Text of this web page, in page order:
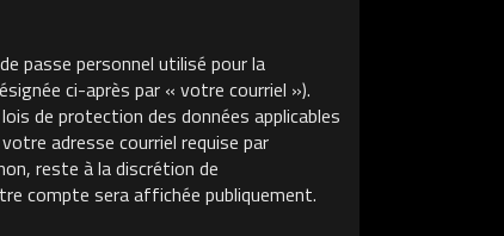
passe personnel utilisé pour la
ci-après par « votre courriel »).
de protection des données applicables
adresse courriel requise par
reste à la discrétion de
compte sera affichée publiquement.